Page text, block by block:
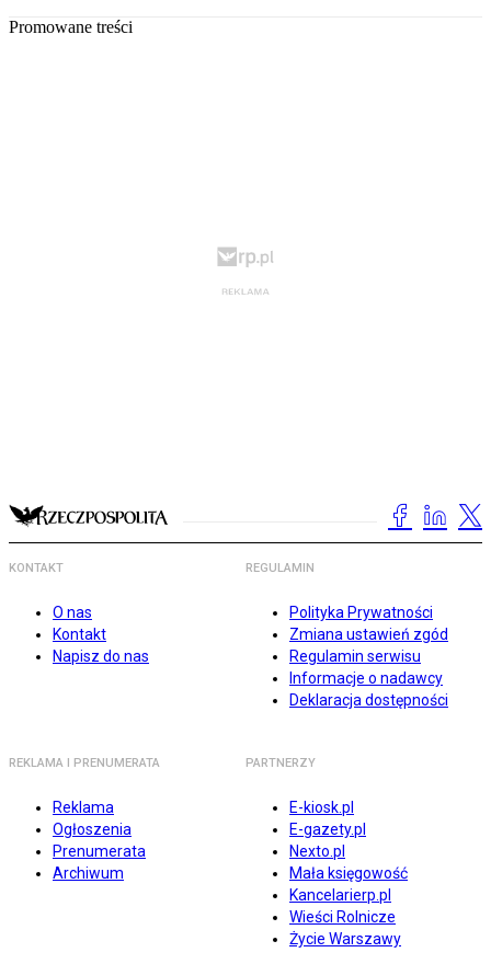
Promowane treści
KONTAKT
O nas
Kontakt
Napisz do nas
REGULAMIN
Polityka Prywatności
Zmiana ustawień zgód
Regulamin serwisu
Informacje o nadawcy
Deklaracja dostępności
REKLAMA I PRENUMERATA
Reklama
Ogłoszenia
Prenumerata
Archiwum
PARTNERZY
E-kiosk.pl
E-gazety.pl
Nexto.pl
Mała księgowość
Kancelarierp.pl
Wieści Rolnicze
Życie Warszawy